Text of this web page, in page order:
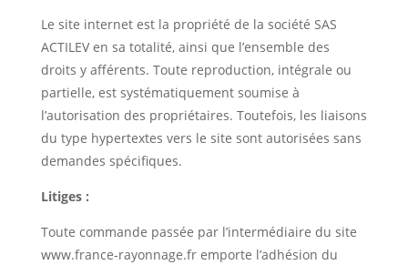
Le site internet est la propriété de la société SAS
ACTILEV en sa totalité, ainsi que l’ensemble des
droits y afférents. Toute reproduction, intégrale ou
partielle, est systématiquement soumise à
l’autorisation des propriétaires. Toutefois, les liaisons
du type hypertextes vers le site sont autorisées sans
demandes spécifiques.
Litiges :
Toute commande passée par l’intermédiaire du site
www.france-rayonnage.fr emporte l’adhésion du